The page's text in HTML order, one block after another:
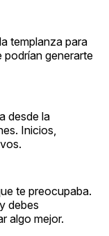
templanza para
podrían generarte
desde la
Inicios,
te preocupaba.
debes
algo mejor.